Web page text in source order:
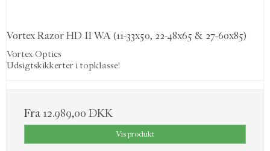
Vortex Razor HD II WA (11-33x50, 22-48x65 & 27-60x85)
Vortex Optics
Udsigtskikkerter i topklasse!
Fra 12.989,00 DKK
Vis produkt